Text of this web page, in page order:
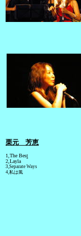
栗元 芳恵
1,The Best
2,Layla
3,Separate Ways
4,私は風